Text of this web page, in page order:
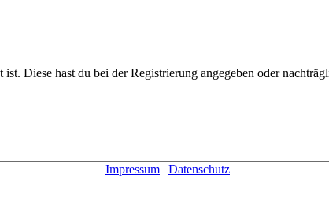
Diese hast du bei der Registrierung angegeben oder
Impressum | Datenschutz